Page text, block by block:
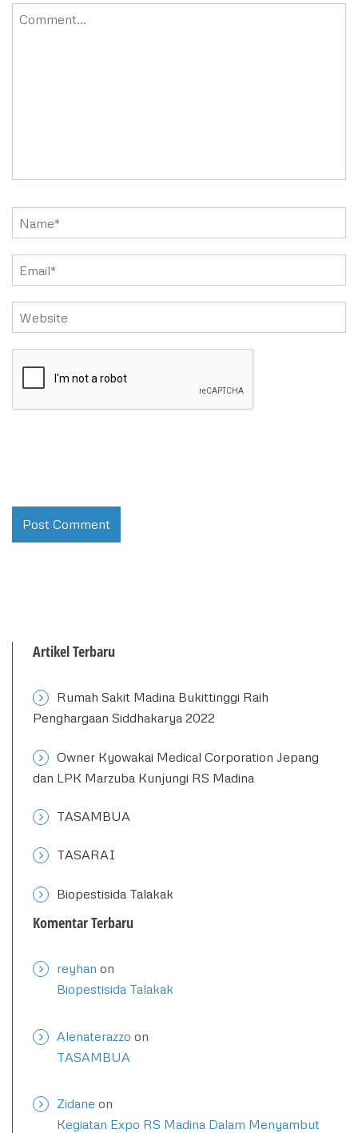
Artikel Terbaru
Rumah Sakit Madina Bukittinggi Raih
Penghargaan Siddhakarya 2022
Owner Kyowakai Medical Corporation Jepang
dan LPK Marzuba Kunjungi RS Madina
TASAMBUA
TASARAI
Biopestisida Talakak
Komentar Terbaru
reyhan on
Biopestisida Talakak
Alenaterazzo on
TASAMBUA
Zidane on
Kegiatan Expo RS Madina Dalam Menyambut